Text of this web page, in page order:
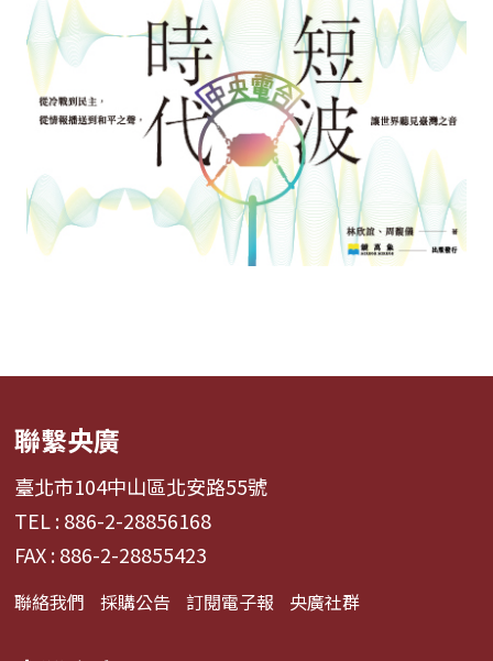
聯繫央廣
臺北市104中山區北安路55號
TEL : 886-2-28856168
FAX : 886-2-28855423
聯絡我們 採購公告 訂閱電子報 央廣社群